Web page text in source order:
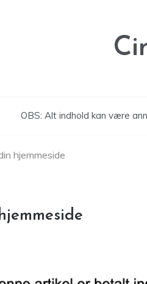
OBS: Alt indhold kan være
hjemmeside